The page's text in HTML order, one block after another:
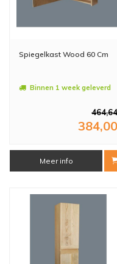
Spiegelkast Wood 60 Cm
Binnen 1 week geleverd
464,64
384,00
Meer info